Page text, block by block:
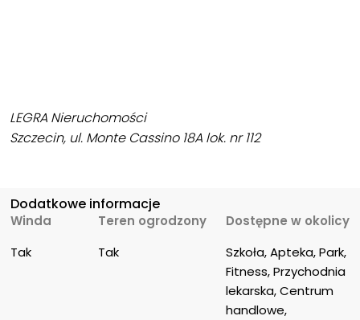
LEGRA Nieruchomości
Szczecin, ul. Monte Cassino 18A lok. nr 112
Dodatkowe informacje
Winda
Tak
Teren ogrodzony
Tak
Dostępne w okolicy
Szkoła, Apteka, Park,
Fitness, Przychodnia
lekarska, Centrum
handlowe,